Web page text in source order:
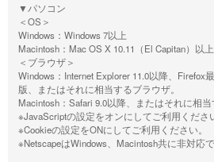
▼パソコン
＜OS＞
Windows：Windows 7以上
Macintosh：Mac OS X 10.11（El Capitan）以上
＜ブラウザ＞
Windows：Internet Explorer 11.0以降、Firefox
版、またはそれに相当するブラウザ。
Macintosh：Safari 9.0以降、またはそれに相当
※JavaScriptの設定をオンにしてご利用くださ
※Cookieの設定をONにしてご利用ください。
※NetscapeはWindows、Macintosh共に非対応で